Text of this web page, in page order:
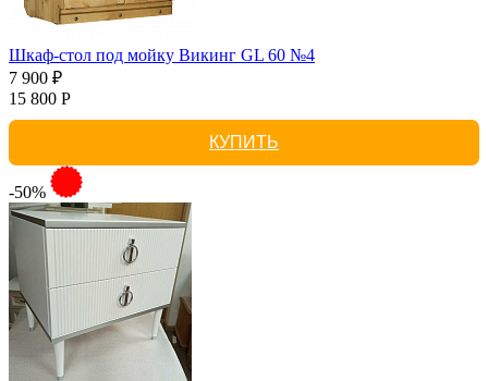
Шкаф-стол под мойку Викинг GL 60 №4
7 900 ₽
15 800 Р
КУПИТЬ
-50%